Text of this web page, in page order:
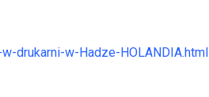
drukarni-w-Hadze-HOLANDIA.html